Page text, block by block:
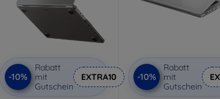
-10%
Rabatt
mit
Gutschein
EXTRA10 -10%
Rabatt
mit
Gutschein